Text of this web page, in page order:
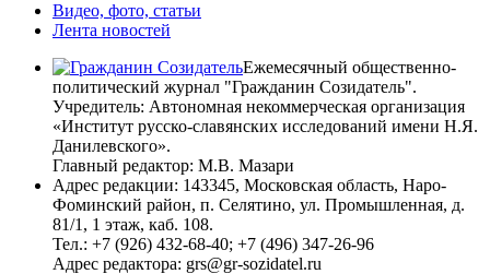
Лидегор Мартин
Лимонов Эдуард
Лурье Олег
Луценко Юрий
Ляшко Олег
Макаревич Андрей
Малофеев Константин
Маркин Владимир
Марков Сергей
Матвиенко Валентина
Медведев Дмитрий
Мединский Владимир
Меркель Ангела
Видео, фото, статьи
Лента новостей
Ежемесячный общественно-
политический журнал "Гражданин Созидатель".
Учредитель: Автономная некоммерческая организация
«Институт русско-славянских исследований имени Н.Я.
Данилевского».
Главный редактор: М.В. Мазари
Адрес редакции: 143345, Московская область, Наро-
Фоминский район, п. Селятино, ул. Промышленная, д.
81/1, 1 этаж, каб. 108.
Тел.: +7 (926) 432-68-40; +7 (496) 347-26-96
Адрес редактора: grs@gr-sozidatel.ru